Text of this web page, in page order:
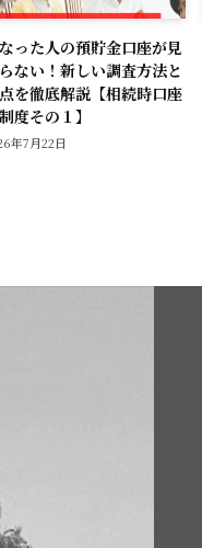
った人の預貯金口座が見
ない！新しい調査方法と
を徹底解説【相続時口座
度その１】
年7月22日